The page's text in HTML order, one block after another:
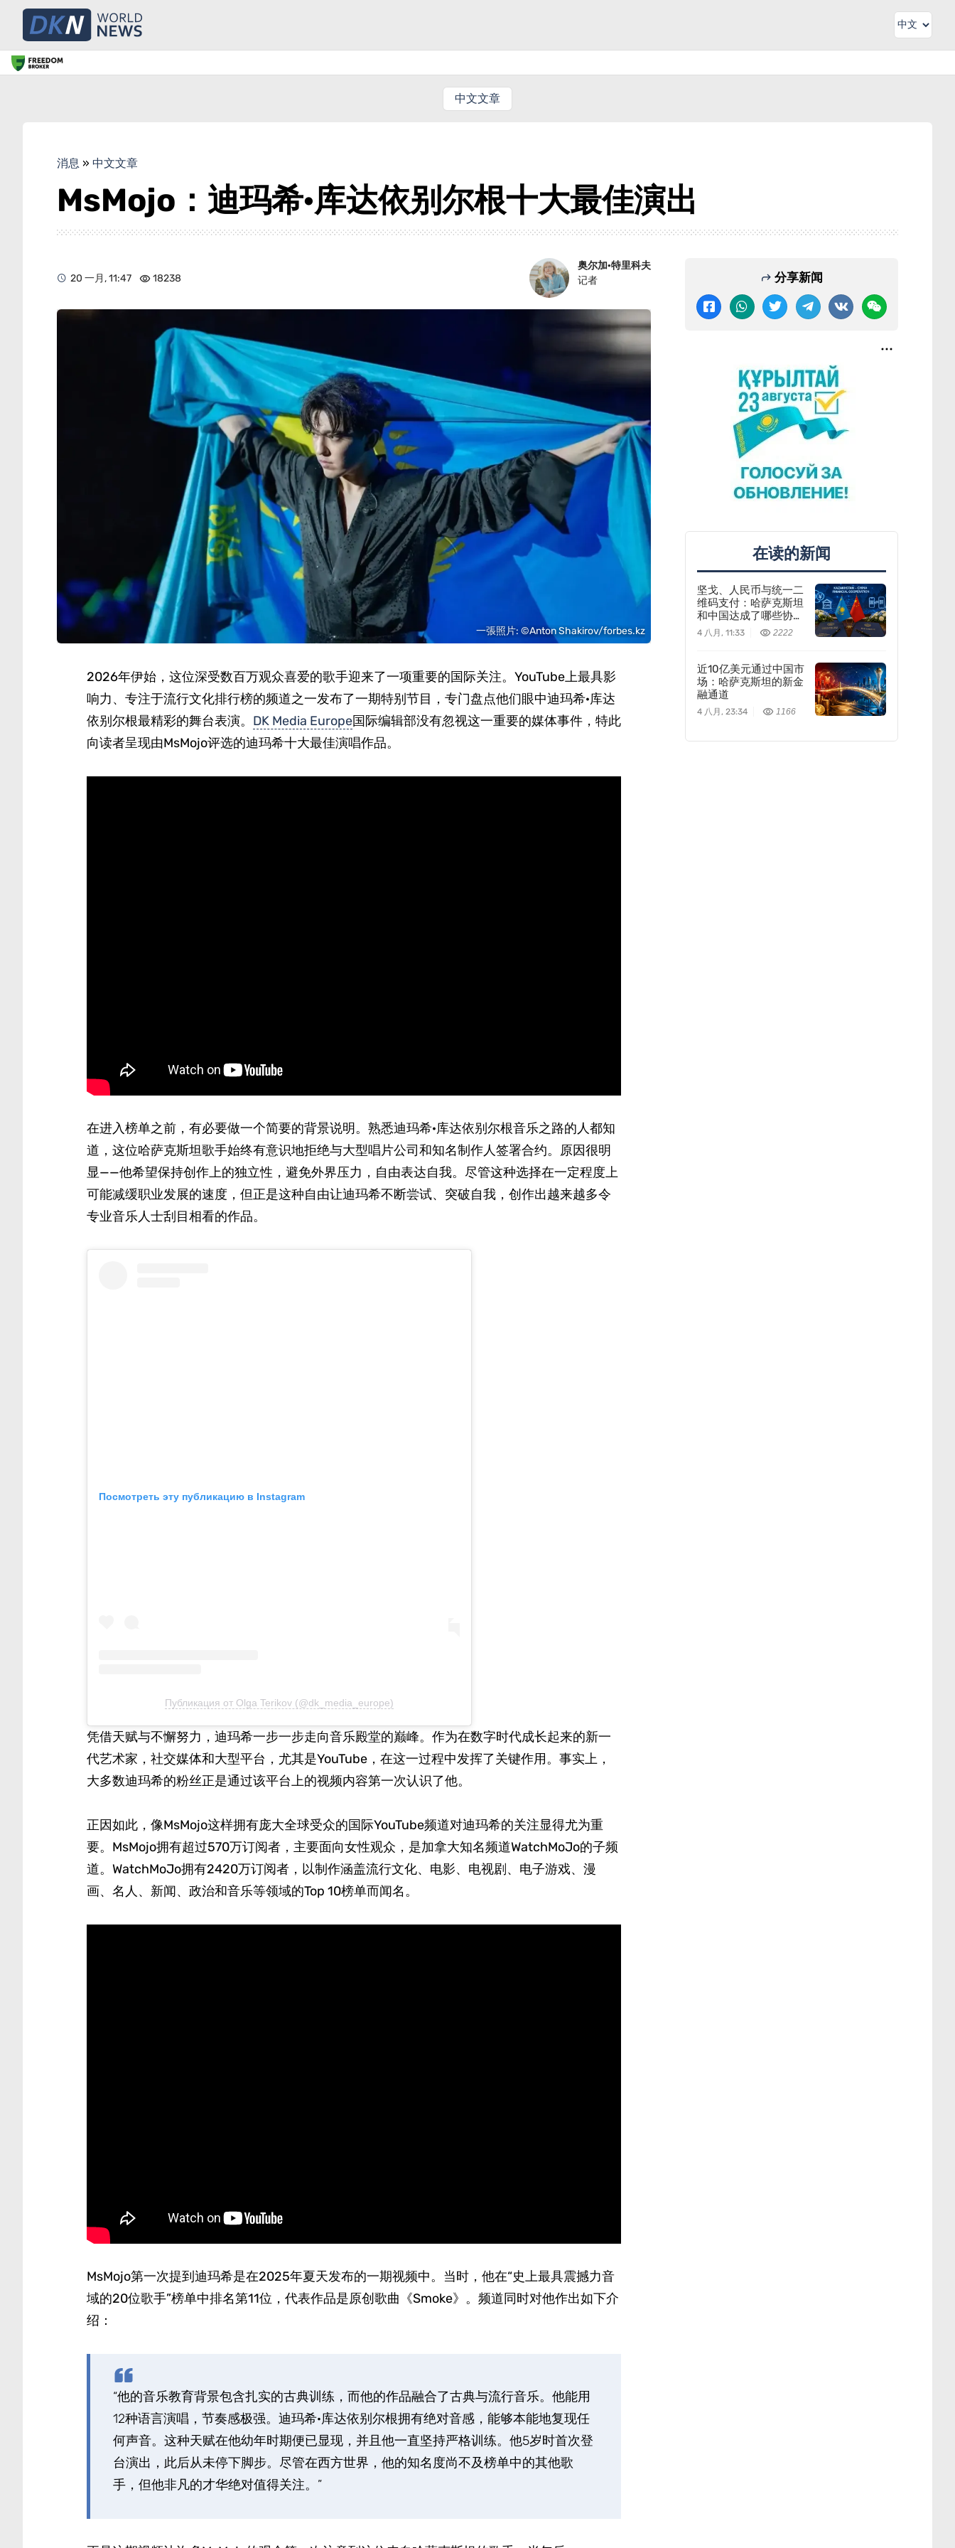
中文文章
消息 » 中文文章
MsMojo：迪玛希·库达依别尔根十大最佳演出
20 一月, 11:47 18238
奥尔加·特里科夫
记者
一張照片: ©Anton Shakirov/forbes.kz
2026年伊始，这位深受数百万观众喜爱的歌手迎来了一项重要的国际关注。YouTube上最具影
响力、专注于流行文化排行榜的频道之一发布了一期特别节目，专门盘点他们眼中迪玛希·库达
依别尔根最精彩的舞台表演。 DK Media Europe国际编辑部没有忽视这一重要的媒体事件，特此
向读者呈现由MsMojo评选的迪玛希十大最佳演唱作品。
在进入榜单之前，有必要做一个简要的背景说明。熟悉迪玛希·库达依别尔根音乐之路的人都知
道，这位哈萨克斯坦歌手始终有意识地拒绝与大型唱片公司和知名制作人签署合约。原因很明
显——他希望保持创作上的独立性，避免外界压力，自由表达自我。尽管这种选择在一定程度上
可能减缓职业发展的速度，但正是这种自由让迪玛希不断尝试、突破自我，创作出越来越多令
专业音乐人士刮目相看的作品。
Посмотреть эту публикацию в Instagram
Публикация от Olga Terikov (@dk_media_europe)
凭借天赋与不懈努力，迪玛希一步一步走向音乐殿堂的巅峰。作为在数字时代成长起来的新一
代艺术家，社交媒体和大型平台，尤其是YouTube，在这一过程中发挥了关键作用。事实上，
大多数迪玛希的粉丝正是通过该平台上的视频内容第一次认识了他。
正因如此，像MsMojo这样拥有庞大全球受众的国际YouTube频道对迪玛希的关注显得尤为重
要。MsMojo拥有超过570万订阅者，主要面向女性观众，是加拿大知名频道WatchMoJo的子频
道。WatchMoJo拥有2420万订阅者，以制作涵盖流行文化、电影、电视剧、电子游戏、漫
画、名人、新闻、政治和音乐等领域的Top 10榜单而闻名。
MsMojo第一次提到迪玛希是在2025年夏天发布的一期视频中。当时，他在“史上最具震撼力音
域的20位歌手”榜单中排名第11位，代表作品是原创歌曲《Smoke》。频道同时对他作出如下介
绍：
“他的音乐教育背景包含扎实的古典训练，而他的作品融合了古典与流行音乐。他能用
12种语言演唱，节奏感极强。迪玛希·库达依别尔根拥有绝对音感，能够本能地复现任
何声音。这种天赋在他幼年时期便已显现，并且他一直坚持严格训练。他5岁时首次登
台演出，此后从未停下脚步。尽管在西方世界，他的知名度尚不及榜单中的其他歌
手，但他非凡的才华绝对值得关注。”
分享新闻
在读的新闻
坚戈、人民币与统一二
维码支付：哈萨克斯坦
和中国达成了哪些协
议？
4 八月, 11:33 2222
近10亿美元通过中国市
场：哈萨克斯坦的新金
融通道
4 八月, 23:34 1166